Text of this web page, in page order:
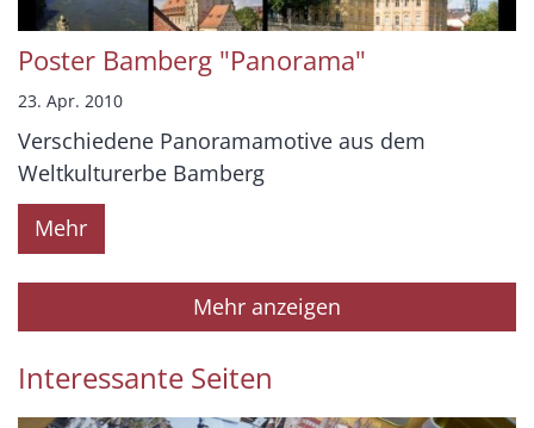
Poster Bamberg "Panorama"
23. Apr. 2010
Verschiedene Panoramamotive aus dem
Weltkulturerbe Bamberg
Mehr
Mehr anzeigen
Interessante Seiten